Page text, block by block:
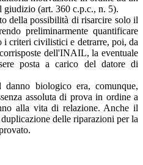
giudizio (art. 360 c.p.c., n. 5).
della possibilità di risarcire solo il
preliminarmente quantificare
i criteri civilistici e detrarre, poi, da
dell'INAIL, la eventuale
posta a carico del datore di
biologico era, comunque,
assoluta di prova in ordine a
alla vita di relazione. Anche il
delle riparazioni per la